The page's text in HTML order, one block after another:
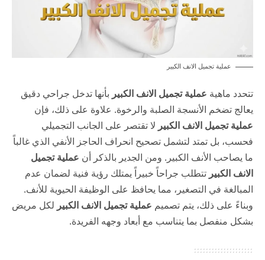
عملية تجميل الانف الكبير
تتحدد ماهية عملية تجميل الانف الكبير بأنها تدخل جراحي دقيق
يعالج تضخم الأنسجة الصلبة والرخوة. علاوة على ذلك، فإن
عملية تجميل الانف الكبير لا تقتصر على الجانب التجميلي
فحسب، بل تمتد لتشمل تصحيح انحراف الحاجز الأنفي الذي غالباً
ما يصاحب الأنف الكبير. ومن الجدير بالذكر أن عملية تجميل
الانف الكبير تتطلب جراحاً خبيراً يمتلك رؤية فنية لضمان عدم
المبالغة في التصغير، مما يحافظ على الوظيفة الحيوية للأنف.
وبناءً على ذلك، يتم تصميم عملية تجميل الانف الكبير لكل مريض
بشكل منفصل بما يتناسب مع أبعاد وجهه الفريدة.